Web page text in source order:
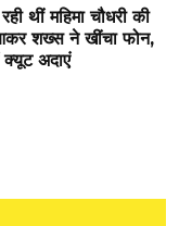
थीं महिमा चौधरी की
शख्स ने खींचा फोन,
क्यूट अदाएं